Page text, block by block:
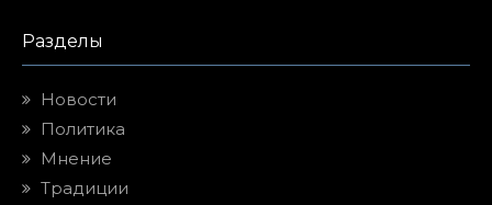
Разделы
Новости
Политика
Мнение
Традиции